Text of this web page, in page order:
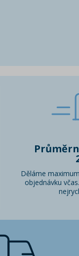
Děláme
objednávku